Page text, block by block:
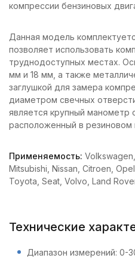
компрессии бензиновых
Данная модель
позволяет использовать
труднодоступных местах.
мм и 18 мм, а также
заглушкой для замера
диаметром свечных
является крупный манометр
расположенный в резиновом
Применяемость:
Mitsubishi, Nissan, Citroen,
Toyota, Seat, Volvo, Land
Технические
Диапазон измерений: 0-